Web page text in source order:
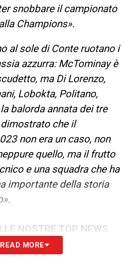
snobbare il campionato
Champions».
al sole di Conte ruotano i
azzurra: McTominay è
ma Di Lorenzo,
Lobokta, Politano,
balorda annata dei tre
che il
non era un caso, non
quello, ma il frutto
e una squadra che ha
importante della storia
NOSTRE TOP NEWS
READ MORE